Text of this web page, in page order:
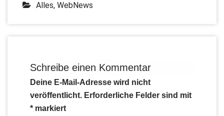
Alles, WebNews
Schreibe einen Kommentar
Deine E-Mail-Adresse wird nicht
veröffentlicht. Erforderliche Felder sind mit
* markiert